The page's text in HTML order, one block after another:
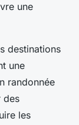
une
destinations
une
randonnée
des
les